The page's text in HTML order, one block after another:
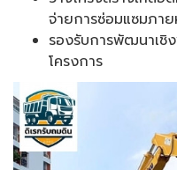
จ่ายการซ่อมแซมภา
รองรับการพัฒนาเชิ
โครงการ